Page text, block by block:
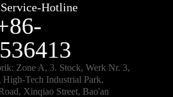
Service-Hotline
Zone A, 3. Stock, Werk Nr. 3,
High-Tech Industrial Park,
Xinqiao Street, Bao'an